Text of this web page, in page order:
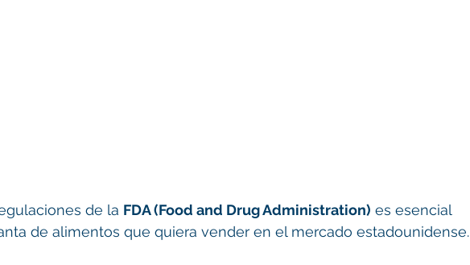
de la FDA (Food and Drug Administration) es esencial
de alimentos que quiera vender en el mercado estadounidense.